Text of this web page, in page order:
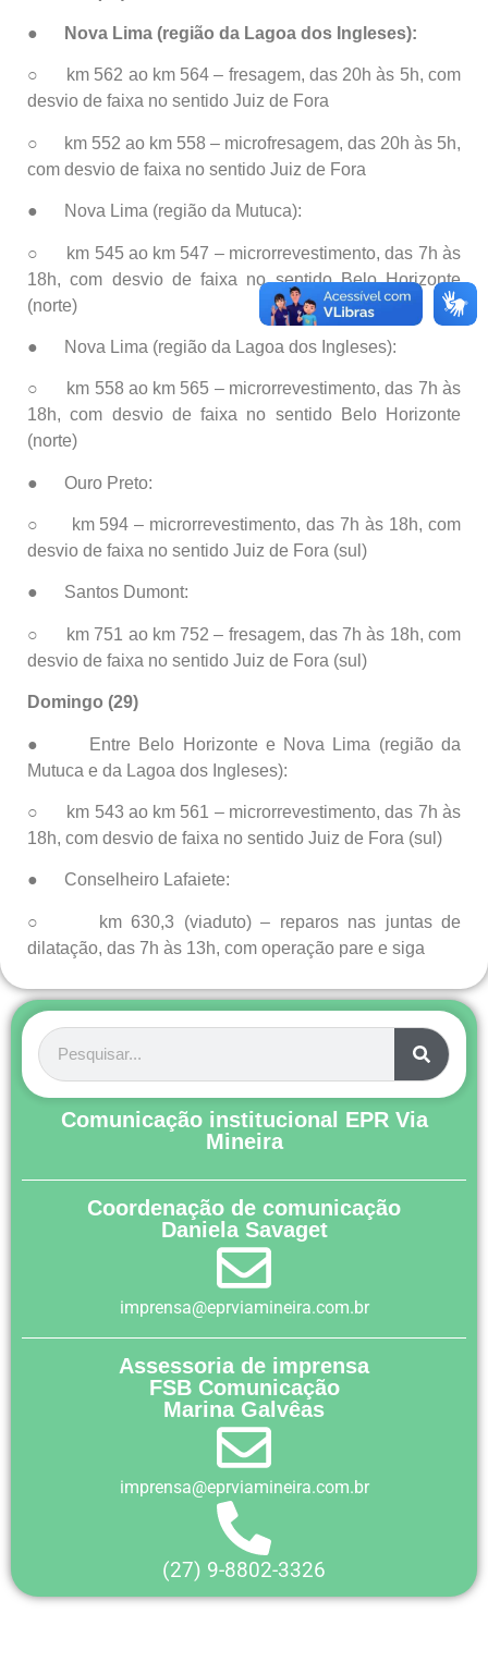
Comunicação institucional EPR Via
Mineira
Coordenação de comunicação
Daniela Savaget
imprensa@eprviamineira.com.br
Assessoria de imprensa
FSB Comunicação
Marina Galvêas
imprensa@eprviamineira.com.br
(27) 9-8802-3326
● Nova Lima (região da Lagoa dos Ingleses):
○ km 562 ao km 564 – fresagem, das 20h às 5h, com
desvio de faixa no sentido Juiz de Fora
○ km 552 ao km 558 – microfresagem, das 20h às 5h,
com desvio de faixa no sentido Juiz de Fora
● Nova Lima (região da Mutuca):
○ km 545 ao km 547 – microrrevestimento, das 7h às
18h, com desvio de faixa no sentido Belo Horizonte
(norte)
● Nova Lima (região da Lagoa dos Ingleses):
○ km 558 ao km 565 – microrrevestimento, das 7h às
18h, com desvio de faixa no sentido Belo Horizonte
(norte)
● Ouro Preto:
○ km 594 – microrrevestimento, das 7h às 18h, com
desvio de faixa no sentido Juiz de Fora (sul)
● Santos Dumont:
○ km 751 ao km 752 – fresagem, das 7h às 18h, com
desvio de faixa no sentido Juiz de Fora (sul)
Domingo (29)
● Entre Belo Horizonte e Nova Lima (região da
Mutuca e da Lagoa dos Ingleses):
○ km 543 ao km 561 – microrrevestimento, das 7h às
18h, com desvio de faixa no sentido Juiz de Fora (sul)
● Conselheiro Lafaiete:
○ km 630,3 (viaduto) – reparos nas juntas de
dilatação, das 7h às 13h, com operação pare e siga